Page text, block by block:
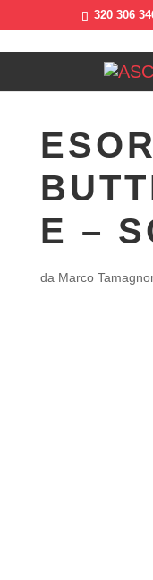
320 306
E –
da Marco